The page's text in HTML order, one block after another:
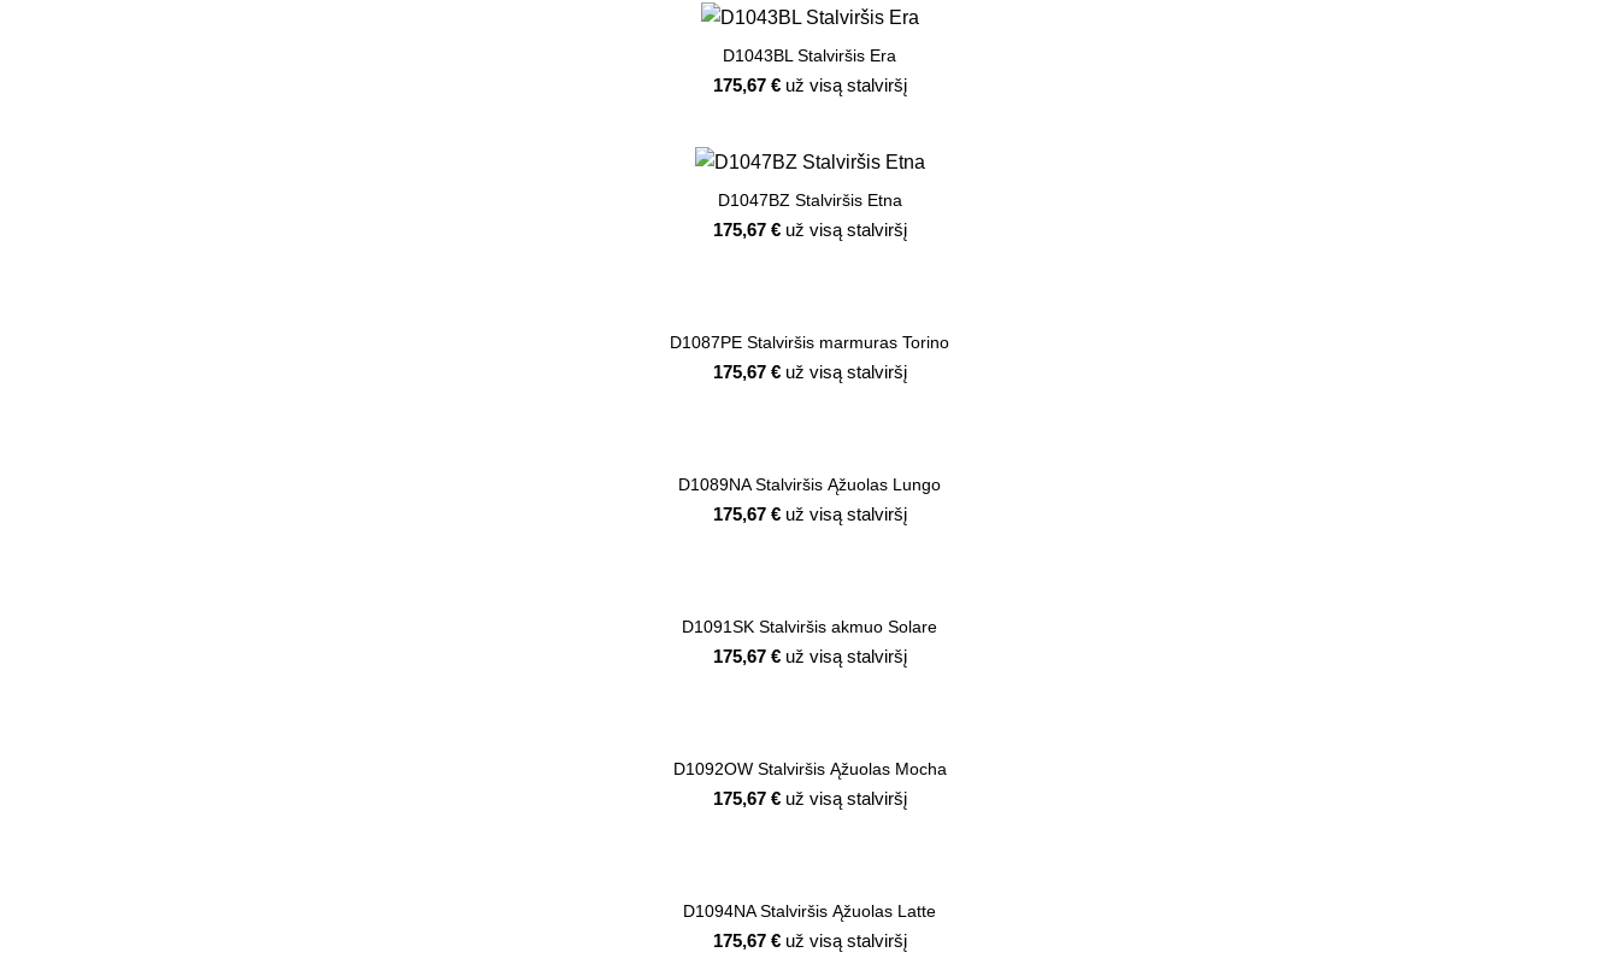
D1043BL Stalviršis Era
175,67 € už visą stalviršį
D1047BZ Stalviršis Etna
175,67 € už visą stalviršį
D1087PE Stalviršis marmuras Torino
175,67 € už visą stalviršį
D1089NA Stalviršis Ąžuolas Lungo
175,67 € už visą stalviršį
D1091SK Stalviršis akmuo Solare
175,67 € už visą stalviršį
D1092OW Stalviršis Ąžuolas Mocha
175,67 € už visą stalviršį
D1094NA Stalviršis Ąžuolas Latte
175,67 € už visą stalviršį